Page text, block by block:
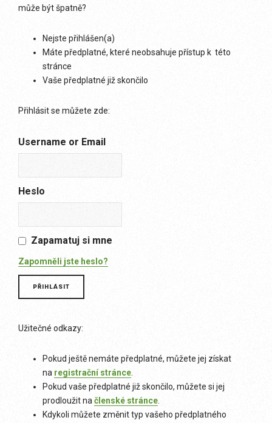
může být špatně?
Nejste přihlášen(a)
Máte předplatné, které neobsahuje přístup k této
stránce
Vaše předplatné již skončilo
Přihlásit se můžete zde:
Username or Email
Heslo
Zapamatuj si mne
Zapomněli jste heslo?
Užitečné odkazy:
Pokud ještě nemáte předplatné, můžete jej získat
na registrační stránce
Pokud vaše předplatné již skončilo, můžete si jej
prodloužit na členské stránce
Kdykoli můžete změnit typ vašeho předplatného